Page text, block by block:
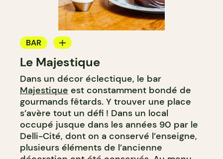
BAR
BAR À VIN
BAR À COCKTAIL
Le Majestique
Dans un décor éclectique, le bar
Majestique est constamment bondé de
gourmands fêtards. Y trouver une place
s’avère tout un défi ! Dans un local
occupé jusque dans les années 90 par le
Delli-Cité, dont on a conservé l’enseigne,
plusieurs éléments de l’ancienne